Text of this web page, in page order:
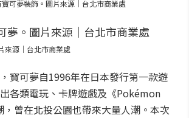
可夢裝飾。圖片來源｜台北市商業處
來源｜台北市商業處
寶可夢自1996年在日本發行第一款遊
各類電玩、卡牌遊戲及《Pokémon
，曾在北投公園也帶來大量人潮。本次